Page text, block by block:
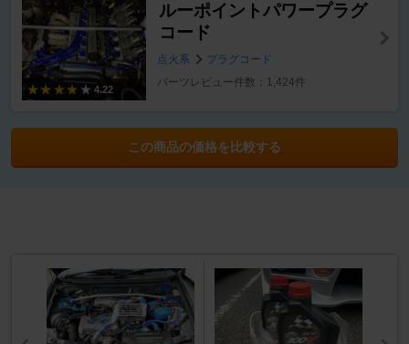
4.22
ルーポイントパワープラグ
コード
点火系
プラグコード
パーツレビュー件数：1,424件
この商品の価格を比較する